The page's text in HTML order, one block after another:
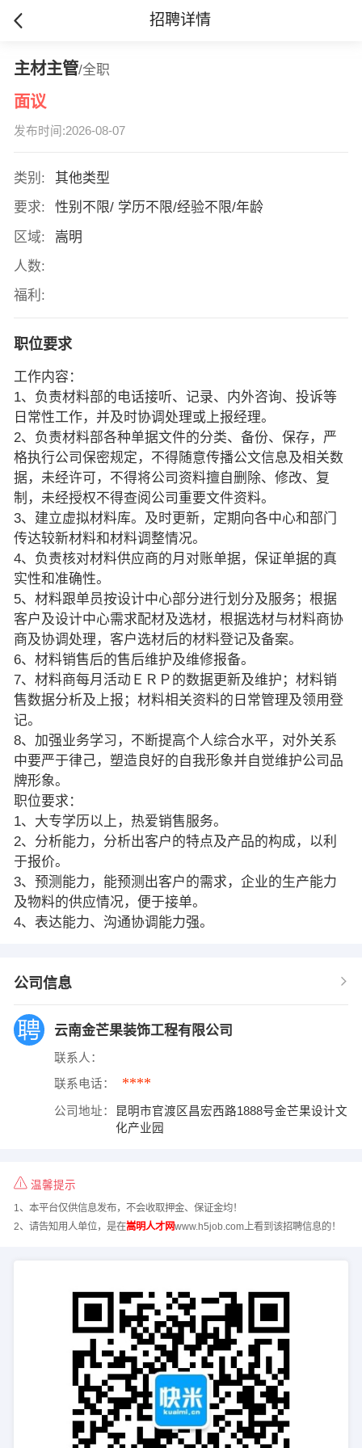
招聘详情
主材主管/全职
面议
发布时间:2026-08-07
类别:
其他类型
要求:
性别不限/ 学历不限/经验不限/年龄
区域:
嵩明
人数:
福利:
职位要求
工作内容：
1、负责材料部的电话接听、记录、内外咨询、投诉等
日常性工作，并及时协调处理或上报经理。
2、负责材料部各种单据文件的分类、备份、保存，严
格执行公司保密规定，不得随意传播公文信息及相关数
据，未经许可，不得将公司资料擅自删除、修改、复
制，未经授权不得查阅公司重要文件资料。
3、建立虚拟材料库。及时更新，定期向各中心和部门
传达较新材料和材料调整情况。
4、负责核对材料供应商的月对账单据，保证单据的真
实性和准确性。
5、材料跟单员按设计中心部分进行划分及服务；根据
客户及设计中心需求配材及选材，根据选材与材料商协
商及协调处理，客户选材后的材料登记及备案。
6、材料销售后的售后维护及维修报备。
7、材料商每月活动ＥＲＰ的数据更新及维护；材料销
售数据分析及上报；材料相关资料的日常管理及领用登
记。
8、加强业务学习，不断提高个人综合水平，对外关系
中要严于律己，塑造良好的自我形象并自觉维护公司品
牌形象。
职位要求：
1、大专学历以上，热爱销售服务。
2、分析能力，分析出客户的特点及产品的构成，以利
于报价。
3、预测能力，能预测出客户的需求，企业的生产能力
及物料的供应情况，便于接单。
4、表达能力、沟通协调能力强。
公司信息
云南金芒果装饰工程有限公司
联系人：
联系电话： ****
公司地址：
昆明市官渡区昌宏西路1888号金芒果设计文
化产业园
温馨提示
1、本平台仅供信息发布，不会收取押金、保证金均！
2、请告知用人单位，是在嵩明人才网www.h5job.com上看到该招聘信息的！